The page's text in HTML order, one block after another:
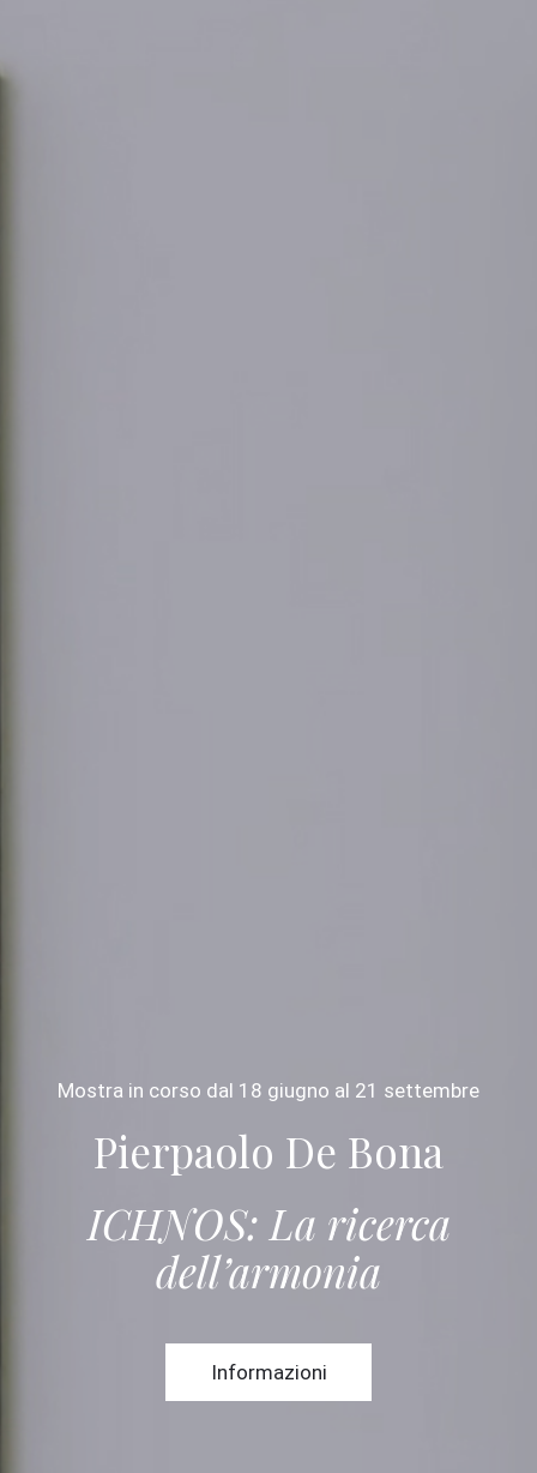
Mostra in corso dal 18 giugno al 21 settembre
Pierpaolo De Bona
ICHNOS: La ricerca
dell’armonia
Informazioni